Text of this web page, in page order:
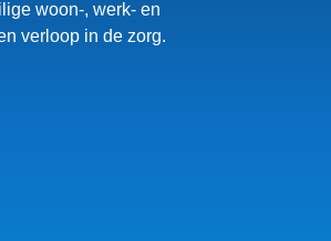
woon-, werk- en
verloop in de zorg.